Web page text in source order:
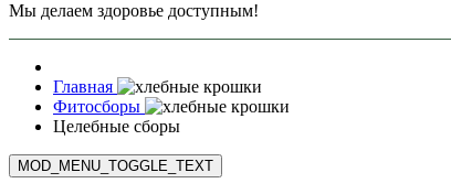
Мы делаем здоровье доступным!
Главная
Фитосборы
Целебные сборы
MOD_MENU_TOGGLE_TEXT